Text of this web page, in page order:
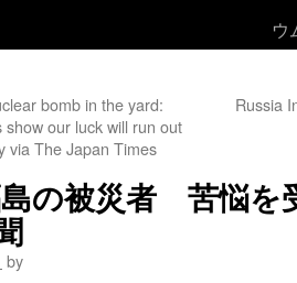
ウ
bomb in the yard:
our luck will run out
via The Japan Times
Russia
の被災者 苦悩を
by